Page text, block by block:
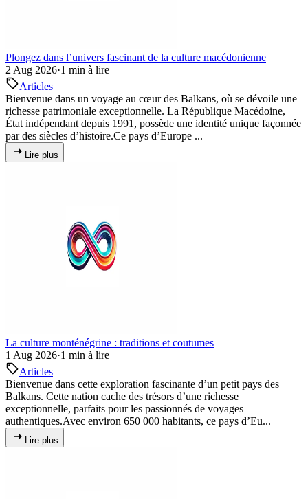
Plongez dans l’univers fascinant de la culture macédonienne
2 Aug 2026·1 min à lire
Articles
Bienvenue dans un voyage au cœur des Balkans, où se dévoile une
richesse patrimoniale exceptionnelle. La République Macédoine,
État indépendant depuis 1991, possède une identité unique façonnée
par des siècles d’histoire.Ce pays d’Europe ...
Lire plus
La culture monténégrine : traditions et coutumes
1 Aug 2026·1 min à lire
Articles
Bienvenue dans cette exploration fascinante d’un petit pays des
Balkans. Cette nation cache des trésors d’une richesse
exceptionnelle, parfaits pour les passionnés de voyages
authentiques.Avec environ 650 000 habitants, ce pays d’Eu...
Lire plus